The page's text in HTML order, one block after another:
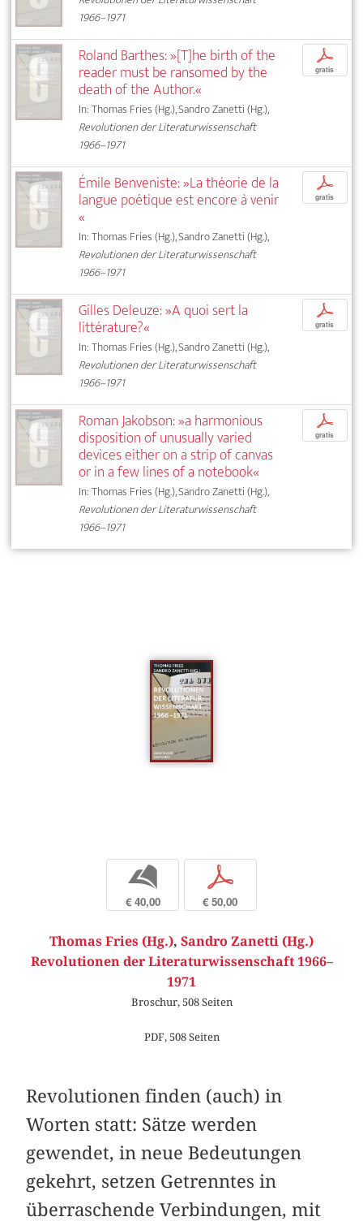
1966–1971
Roland Barthes: »[T]he birth of the
reader must be ransomed by the
death of the Author.«
In: Thomas Fries (Hg.), Sandro Zanetti (Hg.),
Revolutionen der Literaturwissenschaft
1966–1971
p
gratis
Émile Benveniste: »La théorie de la
langue poétique est encore à venir
«
In: Thomas Fries (Hg.), Sandro Zanetti (Hg.),
Revolutionen der Literaturwissenschaft
1966–1971
p
gratis
Gilles Deleuze: »A quoi sert la
littérature?«
In: Thomas Fries (Hg.), Sandro Zanetti (Hg.),
Revolutionen der Literaturwissenschaft
1966–1971
p
gratis
Roman Jakobson: »a harmonious
disposition of unusually varied
devices either on a strip of canvas
or in a few lines of a notebook«
In: Thomas Fries (Hg.), Sandro Zanetti (Hg.),
Revolutionen der Literaturwissenschaft
1966–1971
p
gratis
b
€ 40,00
p
€ 50,00
Thomas Fries (Hg.), Sandro Zanetti (Hg.)
Revolutionen der Literaturwissenschaft 1966–
1971
Broschur, 508 Seiten
PDF, 508 Seiten
Revolutionen finden (auch) in
Worten statt: Sätze werden
gewendet, in neue Bedeutungen
gekehrt, setzen Getrenntes in
überraschende Verbindungen, mit